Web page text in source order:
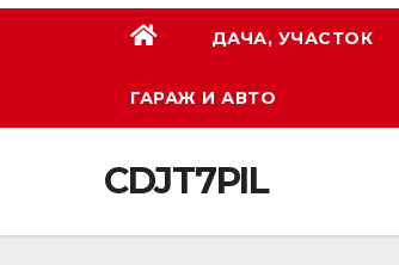
ДАЧА, УЧАСТОК
ГАРАЖ И АВТО
CDJT7PIL